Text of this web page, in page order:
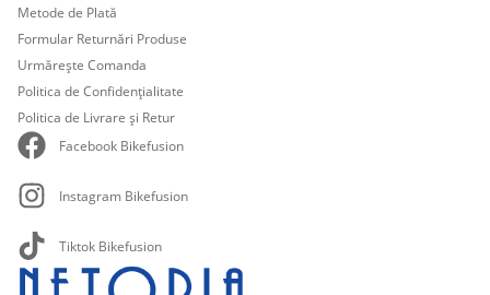
Metode de Plată
Formular Returnări Produse
Urmărește Comanda
Politica de Confidențialitate
Politica de Livrare și Retur
Facebook Bikefusion
Instagram Bikefusion
Tiktok Bikefusion